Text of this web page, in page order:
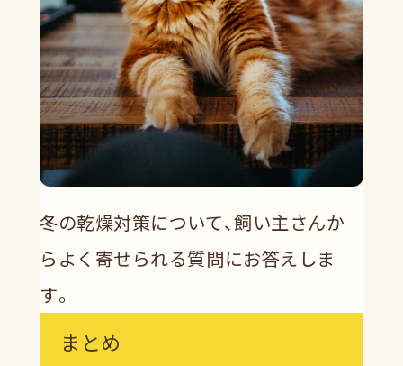
冬の乾燥対策について、飼い主さんか
らよく寄せられる質問にお答えしま
す。
まとめ